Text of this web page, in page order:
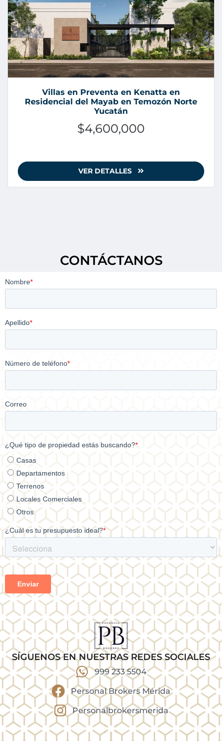
Villas en Preventa en Kenatta en
Residencial del Mayab en Temozón Norte
Yucatán
$4,600,000
VER DETALLES
CONTÁCTANOS
SÍGUENOS EN NUESTRAS REDES SOCIALES
999 233 5504
Personal Brokers Mérida
Personalbrokersmerida